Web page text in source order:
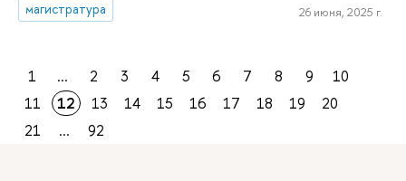
магистратура
26 июня, 2025 г.
1 ... 2 3 4 5 6 7 8 9
10
11
12 13 14 15 16 17 18 19
20
21
... 92